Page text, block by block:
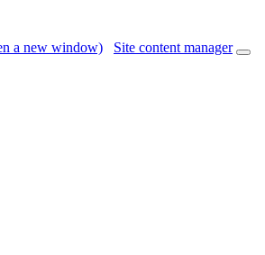
a new window) Site content manager